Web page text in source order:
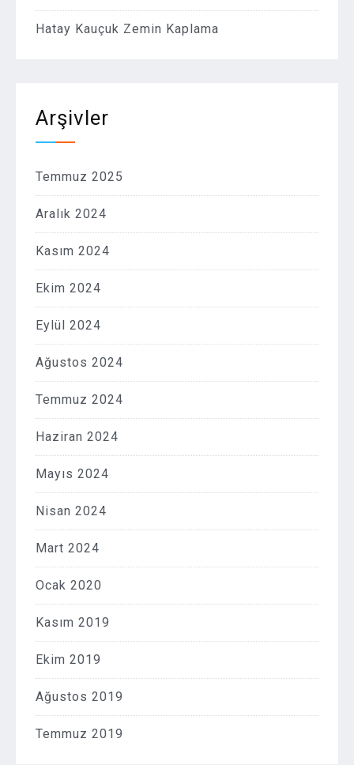
Hatay Kauçuk Zemin Kaplama
Arşivler
Temmuz 2025
Aralık 2024
Kasım 2024
Ekim 2024
Eylül 2024
Ağustos 2024
Temmuz 2024
Haziran 2024
Mayıs 2024
Nisan 2024
Mart 2024
Ocak 2020
Kasım 2019
Ekim 2019
Ağustos 2019
Temmuz 2019